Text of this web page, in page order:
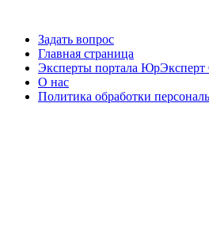
Задать вопрос
Главная страница
Эксперты портала
О нас
Политика обработки